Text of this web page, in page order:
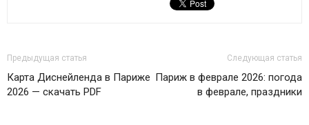
Предыдущая статья
Карта Диснейленда в Париже
2026 — скачать PDF
Следующая статья
Париж в феврале 2026: погода
в феврале, праздники